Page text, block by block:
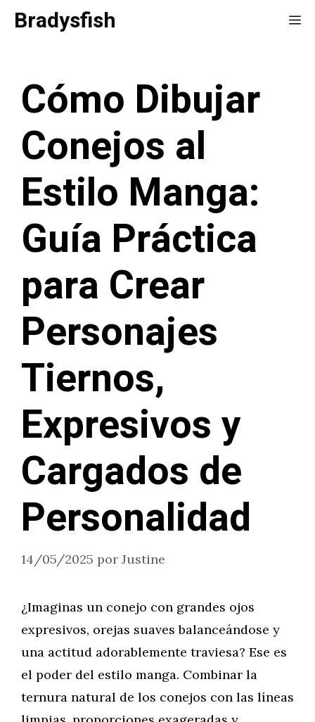
SaltarBradysfish
Cómo Dibujar
Conejos al
Estilo Manga:
Guía Práctica
para Crear
Personajes
Tiernos,
Expresivos y
Cargados de
Personalidad
14/05/2025 por Justine
¿Imaginas un conejo con grandes ojos
expresivos, orejas suaves balanceándose y
una actitud adorablemente traviesa? Ese es
el poder del estilo manga. Combinar la
ternura natural de los conejos con las líneas